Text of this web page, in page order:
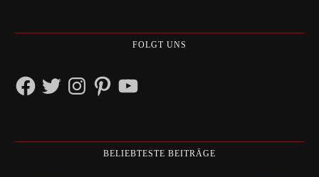
FOLGT UNS
FacebookTwitterInstagramPinterestYouTube
BELIEBTESTE BEITRÄGE